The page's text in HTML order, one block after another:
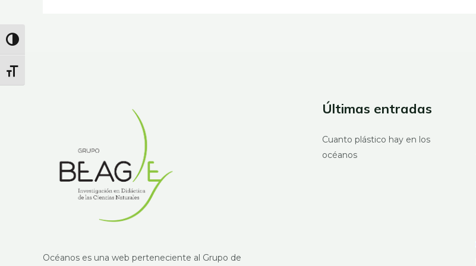
Alternar Alto Contraste
Alternar Tamaño De Letra
Océanos es una web perteneciente al Grupo de
Últimas entradas
Cuanto plástico hay en los
océanos